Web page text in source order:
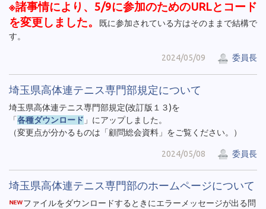
※諸事情により、5/9に参加のためのURLとコード
を変更しました。
既に参加されている方はそのままで結構で
す。
2024/05/09 委員長
埼玉県高体連テニス専門部規定について
埼玉県高体連テニス専門部規定(改訂版１３)を
「各種ダウンロード 」にアップしました。
（変更点が分かるものは「顧問総会資料」をご覧ください。）
2024/05/08 委員長
埼玉県高体連テニス専門部のホームページについて
ファイルをダウンロードするときにエラーメッセージが出る問